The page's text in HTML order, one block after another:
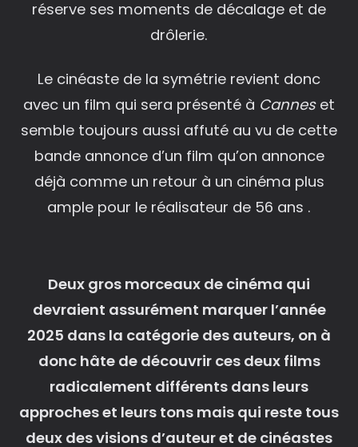
réserve ses moments de décalage et de
drôlerie.
Le cinéaste de la symétrie revient donc
avec un film qui sera présenté à Canneset
semble toujours aussi affuté au vu de cette
bande annonce d’un film qu’on annonce
déjà comme un retour à un cinéma plus
ample pour le réalisateur de 56 ans .
Deux gros morceaux de cinéma qui
devraient assurément marquer l’année
2025 dans la catégorie des auteurs, on à
donc hâte de découvrir ces deux films
radicalement différents dans leurs
approches et leurs tons mais qui reste tous
deux des visions d’auteur et de cinéastes